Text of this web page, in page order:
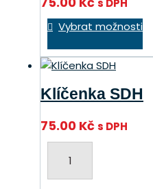
Vybrat možnosti
Klíčenka SDH
75.00 Kčs DPH
množství